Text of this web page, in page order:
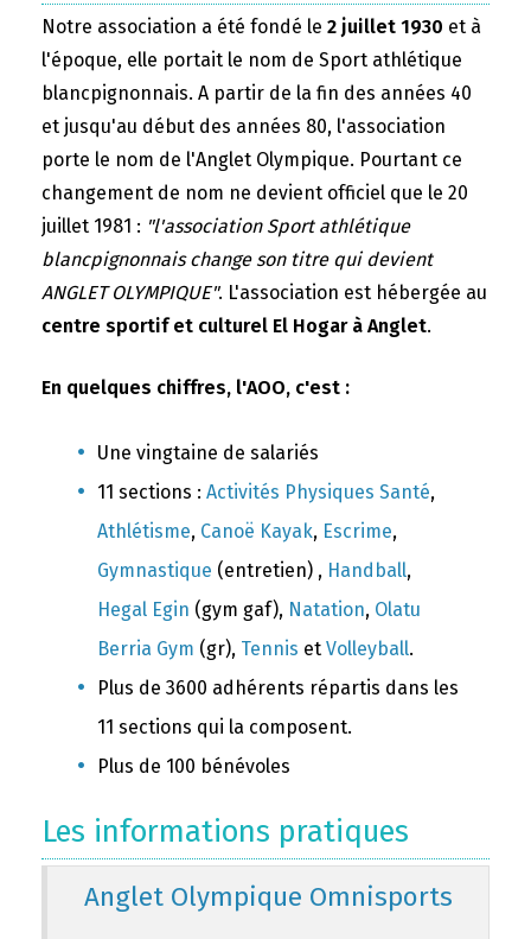
Notre association a été fondé le 2 juillet 1930 et à
l'époque, elle portait le nom de Sport athlétique
blancpignonnais. A partir de la fin des années 40
et jusqu'au début des années 80, l'association
porte le nom de l'Anglet Olympique. Pourtant ce
changement de nom ne devient officiel que le 20
juillet 1981 : "l'association Sport athlétique
blancpignonnais change son titre qui devient
ANGLET OLYMPIQUE". L'association est hébergée au
centre sportif et culturel El Hogar à Anglet.
En quelques chiffres, l'AOO, c'est :
Une vingtaine de salariés
11 sections : Activités Physiques Santé,
Athlétisme, Canoë Kayak, Escrime,
Gymnastique (entretien) , Handball,
Hegal Egin (gym gaf), Natation, Olatu
Berria Gym (gr), Tennis et Volleyball.
Plus de 3600 adhérents répartis dans les
11 sections qui la composent.
Plus de 100 bénévoles
Les informations pratiques
Anglet Olympique Omnisports